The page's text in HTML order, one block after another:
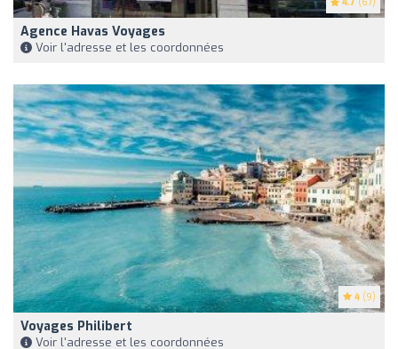
4.7 (67)
Agence Havas Voyages
Voir l'adresse et les coordonnées
4 (9)
Voyages Philibert
Voir l'adresse et les coordonnées